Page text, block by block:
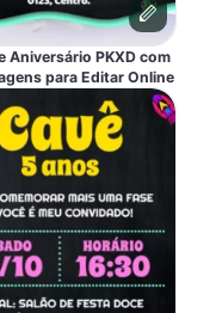
Aniversário PKXD com
para Editar Online